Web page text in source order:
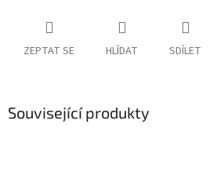
ZEPTAT SE HLÍDAT SDÍLET
Související produkty